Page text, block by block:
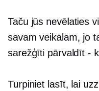
Taču jūs nevēlaties
savam veikalam, jo
sarežģīti pārvaldīt -
Turpiniet lasīt, lai